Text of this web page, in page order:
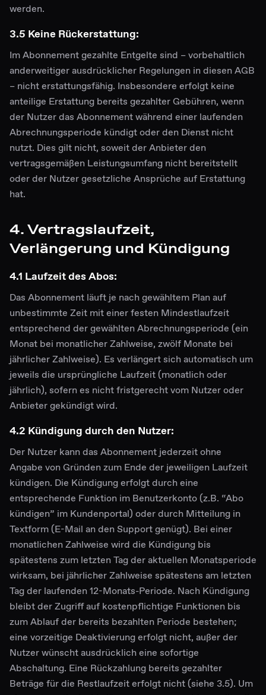
werden.
3.5 Keine Rückerstattung:
Im Abonnement gezahlte Entgelte sind – vorbehaltlich
anderweitiger ausdrücklicher Regelungen in diesen AGB
– nicht erstattungsfähig. Insbesondere erfolgt keine
anteilige Erstattung bereits gezahlter Gebühren, wenn
der Nutzer das Abonnement während einer laufenden
Abrechnungsperiode kündigt oder den Dienst nicht
nutzt. Dies gilt nicht, soweit der Anbieter den
vertragsgemäßen Leistungsumfang nicht bereitstellt
oder der Nutzer gesetzliche Ansprüche auf Erstattung
hat.
4. Vertragslaufzeit,
Verlängerung und Kündigung
4.1 Laufzeit des Abos:
Das Abonnement läuft je nach gewähltem Plan auf
unbestimmte Zeit mit einer festen Mindestlaufzeit
entsprechend der gewählten Abrechnungsperiode (ein
Monat bei monatlicher Zahlweise, zwölf Monate bei
jährlicher Zahlweise). Es verlängert sich automatisch um
jeweils die ursprüngliche Laufzeit (monatlich oder
jährlich), sofern es nicht fristgerecht vom Nutzer oder
Anbieter gekündigt wird.
4.2 Kündigung durch den Nutzer:
Der Nutzer kann das Abonnement jederzeit ohne
Angabe von Gründen zum Ende der jeweiligen Laufzeit
kündigen. Die Kündigung erfolgt durch eine
entsprechende Funktion im Benutzerkonto (z.B. “Abo
kündigen” im Kundenportal) oder durch Mitteilung in
Textform (E-Mail an den Support genügt). Bei einer
monatlichen Zahlweise wird die Kündigung bis
spätestens zum letzten Tag der aktuellen Monatsperiode
wirksam, bei jährlicher Zahlweise spätestens am letzten
Tag der laufenden 12-Monats-Periode. Nach Kündigung
bleibt der Zugriff auf kostenpflichtige Funktionen bis
zum Ablauf der bereits bezahlten Periode bestehen;
eine vorzeitige Deaktivierung erfolgt nicht, außer der
Nutzer wünscht ausdrücklich eine sofortige
Abschaltung. Eine Rückzahlung bereits gezahlter
Beträge für die Restlaufzeit erfolgt nicht (siehe 3.5). Um